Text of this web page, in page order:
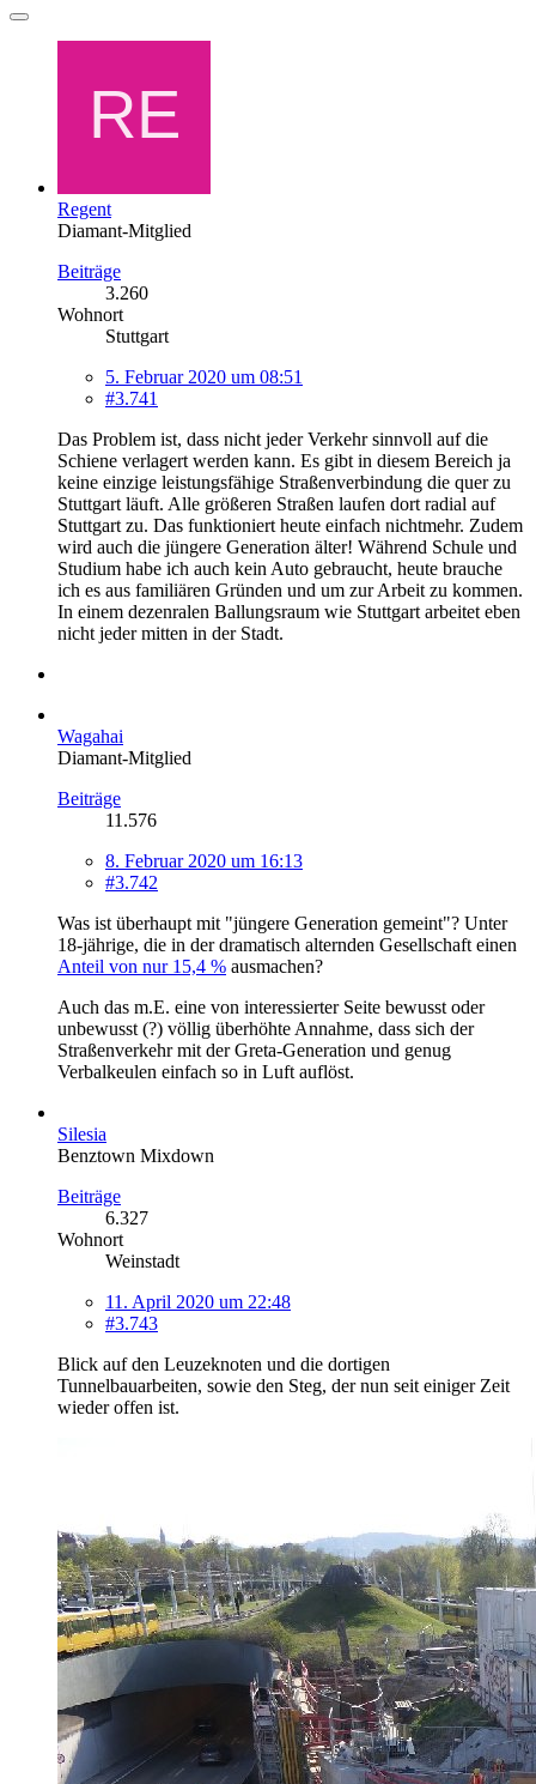
Regent
Diamant-Mitglied
Beiträge
3.260
Wohnort
Stuttgart
5. Februar 2020 um 08:51
#3.741
Das Problem ist, dass nicht jeder Verkehr sinnvoll auf die
Schiene verlagert werden kann. Es gibt in diesem Bereich ja
keine einzige leistungsfähige Straßenverbindung die quer zu
Stuttgart läuft. Alle größeren Straßen laufen dort radial auf
Stuttgart zu. Das funktioniert heute einfach nichtmehr. Zudem
wird auch die jüngere Generation älter! Während Schule und
Studium habe ich auch kein Auto gebraucht, heute brauche
ich es aus familiären Gründen und um zur Arbeit zu kommen.
In einem dezenralen Ballungsraum wie Stuttgart arbeitet eben
nicht jeder mitten in der Stadt.
Wagahai
Diamant-Mitglied
Beiträge
11.576
8. Februar 2020 um 16:13
#3.742
Was ist überhaupt mit "jüngere Generation gemeint"? Unter
18-jährige, die in der dramatisch alternden Gesellschaft einen
Anteil von nur 15,4 % ausmachen?
Auch das m.E. eine von interessierter Seite bewusst oder
unbewusst (?) völlig überhöhte Annahme, dass sich der
Straßenverkehr mit der Greta-Generation und genug
Verbalkeulen einfach so in Luft auflöst.
Silesia
Benztown Mixdown
Beiträge
6.327
Wohnort
Weinstadt
11. April 2020 um 22:48
#3.743
Blick auf den Leuzeknoten und die dortigen
Tunnelbauarbeiten, sowie den Steg, der nun seit einiger Zeit
wieder offen ist.